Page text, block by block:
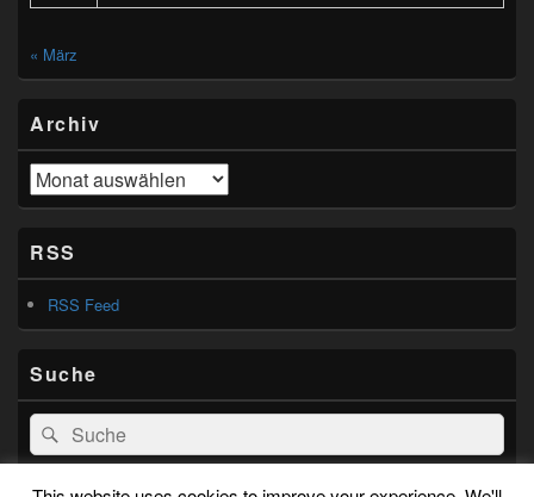
« März
Archiv
Archiv
RSS
RSS Feed
Suche
Search
for:
Suche